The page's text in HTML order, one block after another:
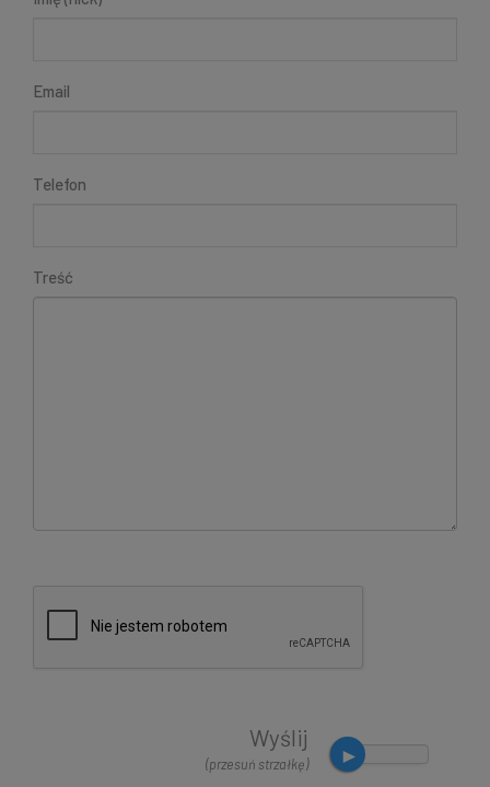
Email
Telefon
Treść
Wyślij
(przesuń strzałkę)